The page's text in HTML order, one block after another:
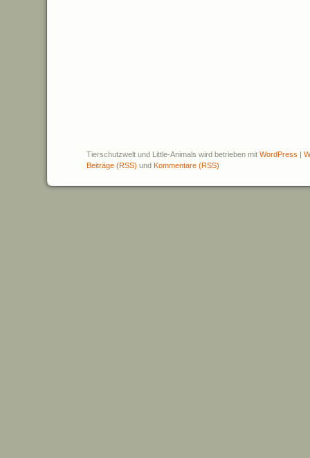
Tierschutzwelt und Little-Animals wird betrieben mit WordPress |
Beiträge (RSS) und Kommentare (RSS)